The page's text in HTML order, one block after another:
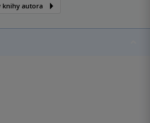
knihy autora